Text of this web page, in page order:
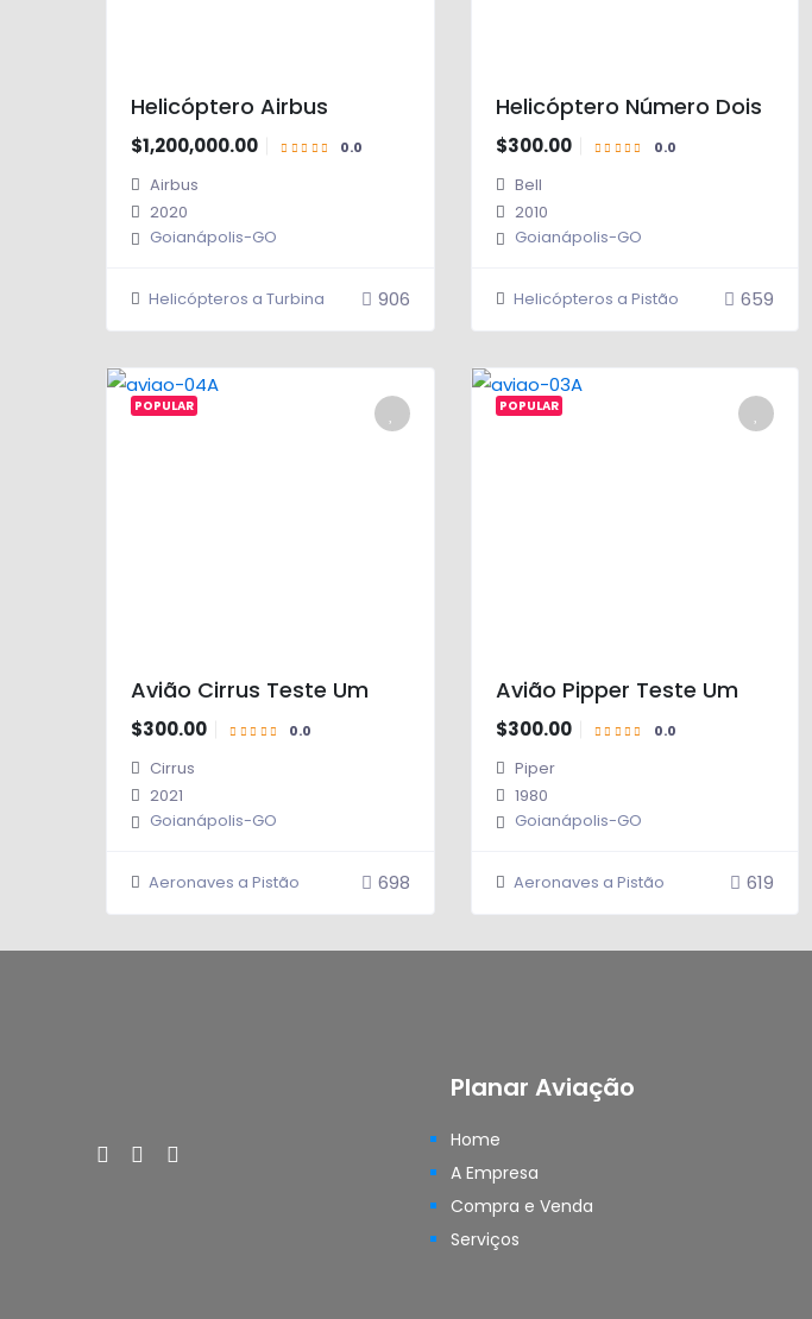
Helicóptero Airbus
$1,200,000.00
Airbus
2020
Goianápolis-GO
Helicópteros a Turbina 906
Helicóptero Número Dois
$300.00
Bell
2010
Goianápolis-GO
Helicópteros a Pistão 659
POPULAR
Avião Cirrus Teste Um
$300.00
Cirrus
2021
Goianápolis-GO
Aeronaves a Pistão 698
POPULAR
Avião Pipper Teste Um
$300.00
Piper
1980
Goianápolis-GO
Aeronaves a Pistão 619
Planar Aviação
Home
A Empresa
Compra e Venda
Serviços